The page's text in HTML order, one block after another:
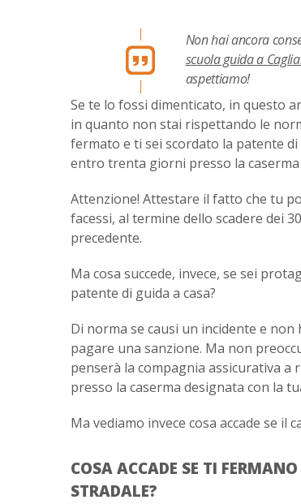
Non hai ancora
scuola guida a
aspettiamo!
Se te lo fossi dimenticato, in questo
in quanto non stai rispettando le
fermato e ti sei scordato la patente
entro trenta giorni presso la
Attenzione! Attestare il fatto che tu
facessi, al termine dello scadere dei
precedente.
Ma cosa succede, invece, se sei
patente di guida a casa?
Di norma se causi un incidente e
pagare una sanzione. Ma non
penserà la compagnia assicurativa a
presso la caserma designata con la
Ma vediamo invece cosa accade se
COSA ACCADE SE TI
STRADALE?